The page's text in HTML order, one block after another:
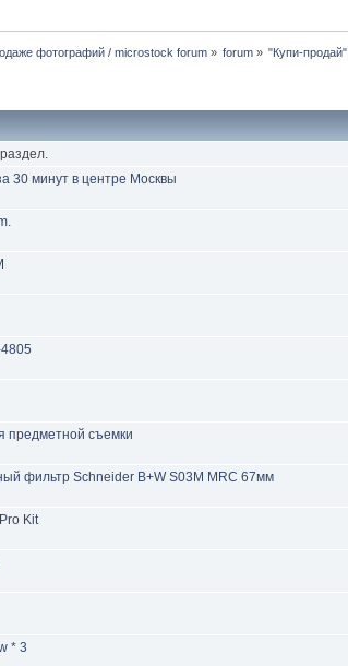
фотографий / microstock forum» forum » "Купи-продай"
30 минут в центре Москвы
предметной съемки
фильтр Schneider B+W S03M MRC 67мм
Kit
* 3